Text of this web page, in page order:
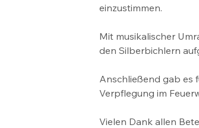
einzustimmen.
Mit musikalischer
den Silberbichlern
Anschließend gab es
Verpflegung im
Vielen Dank allen